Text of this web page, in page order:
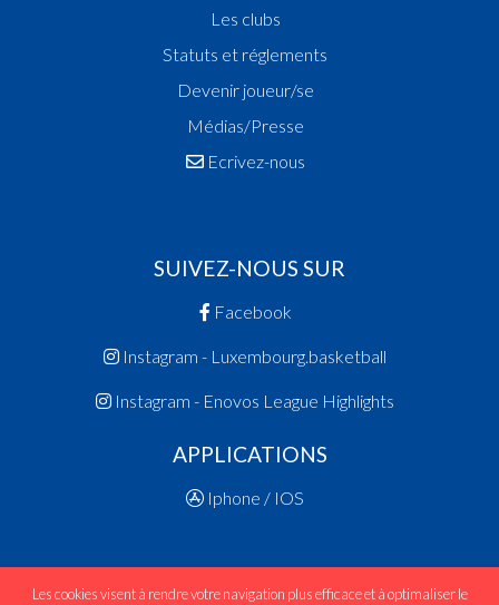
Les clubs
Statuts et réglements
Devenir joueur/se
Médias/Presse
Ecrivez-nous
SUIVEZ-NOUS SUR
Facebook
Instagram - Luxembourg.basketball
Instagram - Enovos League Highlights
APPLICATIONS
Iphone / IOS
Les cookies visent à rendre votre navigation plus efficace et à optimaliser le